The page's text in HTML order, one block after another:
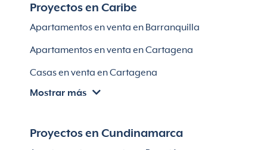
Apartamentos en venta en Bello
Proyectos en Caribe
Apartamentos en venta en Barranquilla
Apartamentos en venta en Cartagena
Casas en venta en Cartagena
Villas en Cartagena
Apartamentos en venta en Soledad
Mostrar más
Proyectos en Cundinamarca